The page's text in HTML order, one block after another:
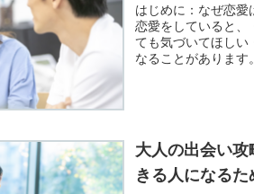
はじめに：なぜ恋愛
恋愛をしていると、
ても気づいてほしい
なることがありま
大人の出会い
きる人になる